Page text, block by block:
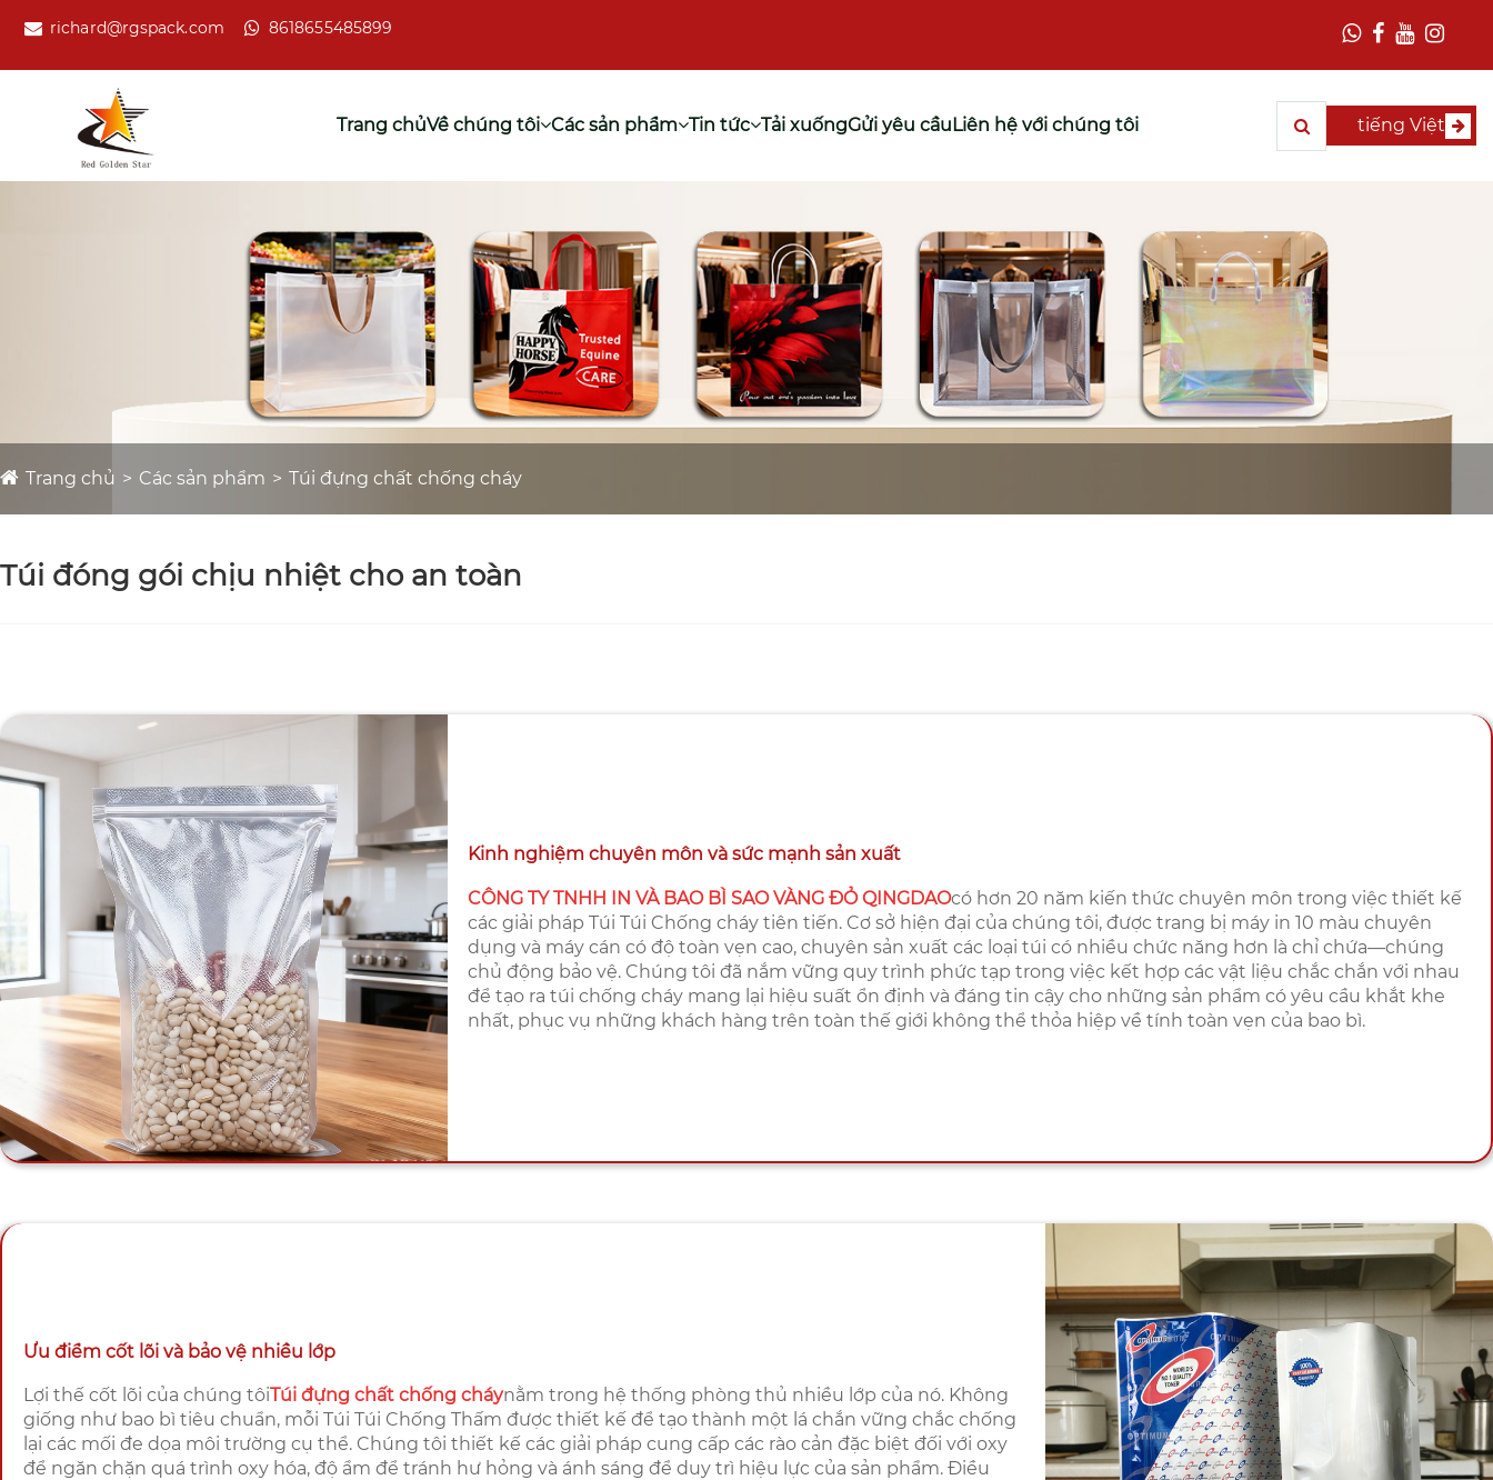
richard@rgspack.com 8618655485899
Trang chủVề chúng tôi Các sản phẩm Tin tức Tải xuốngGửi yêu cầuLiên hệ với chúng tôi tiếng Việt
Trang chủ Các sản phẩm Túi đựng chất chống cháy
Túi đóng gói chịu nhiệt cho an toàn
Kinh nghiệm chuyên môn và sức mạnh sản xuất
CÔNG TY TNHH IN VÀ BAO BÌ SAO VÀNG ĐỎ QINGDAOcó hơn 20 năm kiến ​​thức chuyên môn trong việc thiết kế
các giải pháp Túi Túi Chống cháy tiên tiến. Cơ sở hiện đại của chúng tôi, được trang bị máy in 10 màu chuyên
dụng và máy cán có độ toàn vẹn cao, chuyên sản xuất các loại túi có nhiều chức năng hơn là chỉ chứa—chúng
chủ động bảo vệ. Chúng tôi đã nắm vững quy trình phức tạp trong việc kết hợp các vật liệu chắc chắn với nhau
để tạo ra túi chống cháy mang lại hiệu suất ổn định và đáng tin cậy cho những sản phẩm có yêu cầu khắt khe
nhất, phục vụ những khách hàng trên toàn thế giới không thể thỏa hiệp về tính toàn vẹn của bao bì.
Ưu điểm cốt lõi và bảo vệ nhiều lớp
Lợi thế cốt lõi của chúng tôiTúi đựng chất chống cháynằm trong hệ thống phòng thủ nhiều lớp của nó. Không
giống như bao bì tiêu chuẩn, mỗi Túi Túi Chống Thấm được thiết kế để tạo thành một lá chắn vững chắc chống
lại các mối đe dọa môi trường cụ thể. Chúng tôi thiết kế các giải pháp cung cấp các rào cản đặc biệt đối với oxy
để ngăn chặn quá trình oxy hóa, độ ẩm để tránh hư hỏng và ánh sáng để duy trì hiệu lực của sản phẩm. Điều